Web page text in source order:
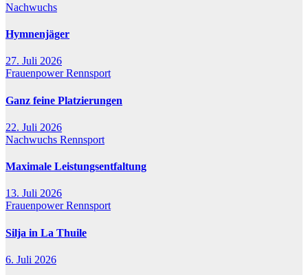
Nachwuchs
Hymnenjäger
27. Juli 2026
FrauenpowerRennsport
Ganz feine Platzierungen
22. Juli 2026
Nachwuchs Rennsport
Maximale Leistungsentfaltung
13. Juli 2026
FrauenpowerRennsport
Silja in La Thuile
6. Juli 2026